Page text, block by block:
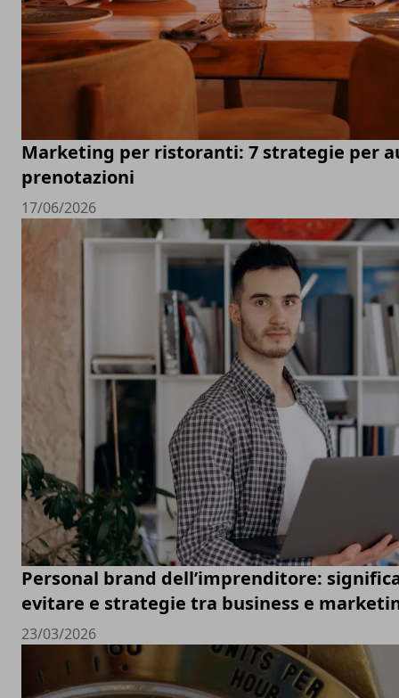
Marketing per ristoranti: 7 strategie per
prenotazioni
17/06/2026
Personal brand dell’imprenditore:
evitare e strategie tra business e
23/03/2026